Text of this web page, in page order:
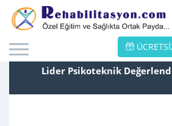
Lider Psikoteknik